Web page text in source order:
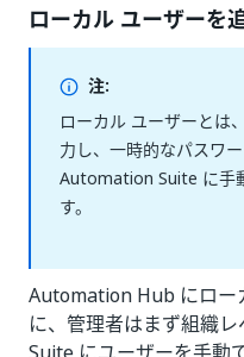
ローカル ユーザーを
注:
ローカル ユーザーとは
力し、一時的なパスワ
Automation Suite に手
す。
Automation Hub にロー
に、管理者はまず組織